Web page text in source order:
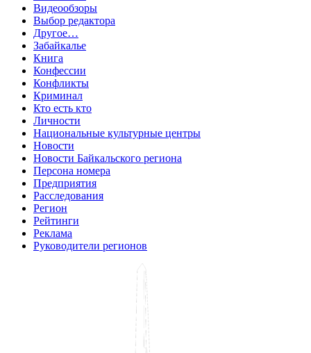
Видеообзоры
Выбор редактора
Другое…
Забайкалье
Книга
Конфессии
Конфликты
Криминал
Кто есть кто
Личности
Национальные культурные центры
Новости
Новости Байкальского региона
Персона номера
Предприятия
Расследования
Регион
Рейтинги
Реклама
Руководители регионов